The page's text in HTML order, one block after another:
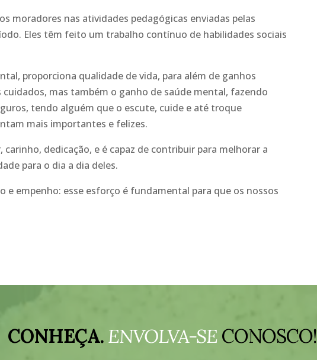
moradores nas atividades pedagógicas enviadas pelas
Eles têm feito um trabalho contínuo de habilidades sociais
proporciona qualidade de vida, para além de ganhos
mas também o ganho de saúde mental, fazendo
tendo alguém que o escute, cuide e até troque
mais importantes e felizes.
dedicação, e é capaz de contribuir para melhorar a
para o dia a dia deles.
e empenho: esse esforço é fundamental para que os nossos
CONHEÇA.ENVOLVA-SE CONOSCO!